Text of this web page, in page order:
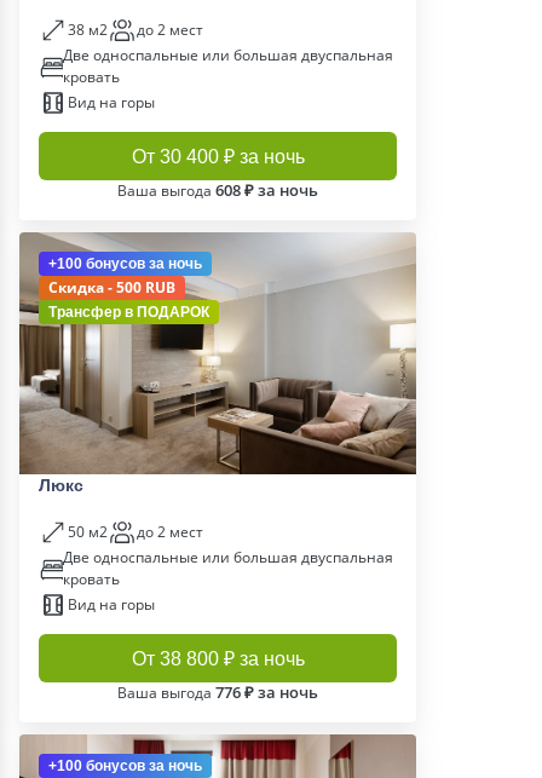
38 м2
до 2 мест
Две односпальные или большая двуспальная
кровать
Вид на горы
От 30 400 ₽ за ночь
Ваша выгода 608 ₽ за ночь
+100 бонусов за ночь
Скидка - 500 RUB
Трансфер в ПОДАРОК
Люкс
50 м2
до 2 мест
Две односпальные или большая двуспальная
кровать
Вид на горы
От 38 800 ₽ за ночь
Ваша выгода 776 ₽ за ночь
+100 бонусов за ночь